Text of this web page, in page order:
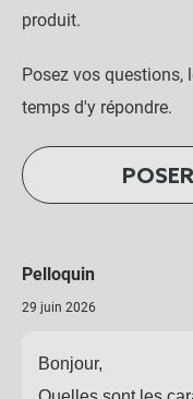
produit.
Posez vos questions,
temps d'y répondre.
Pelloquin
29 juin 2026
Bonjour,